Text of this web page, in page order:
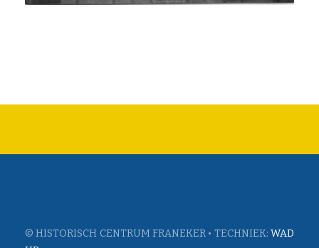
© HISTORISCH CENTRUM FRANEKER • TECHNIEK: WAD